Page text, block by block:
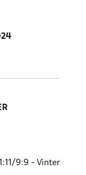
9:9 - Vinter